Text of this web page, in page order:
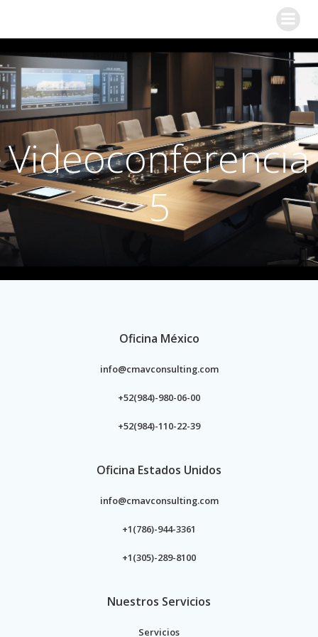
Videoconferencia
5
Oficina México
info@cmavconsulting.com
+52(984)-980-06-00
+52(984)-110-22-39
Oficina Estados Unidos
info@cmavconsulting.com
+1(786)-944-3361
+1(305)-289-8100
Nuestros Servicios
Servicios